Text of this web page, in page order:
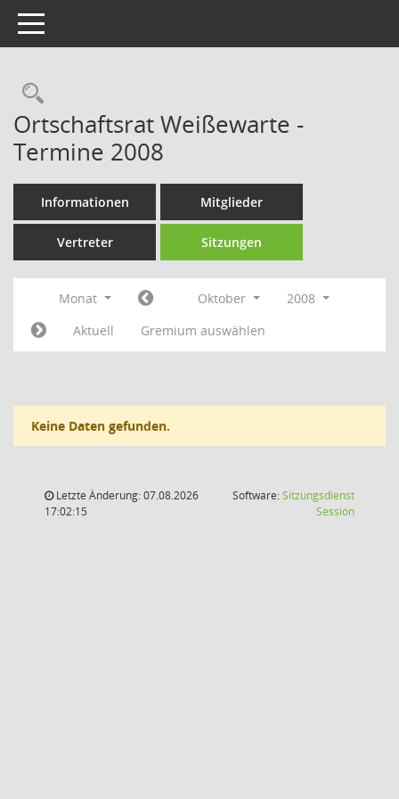
Toggle navigation
Rechercheauswahl
Ortschaftsrat Weißewarte -
Termine 2008
Informationen Mitglieder
Vertreter Sitzungen
Monat Oktober
2008
Aktuell
Gremium auswählen
Keine Daten gefunden.
Letzte Änderung: 07.08.2026
17:02:15
Software:Sitzungsdienst
Session(Wird in